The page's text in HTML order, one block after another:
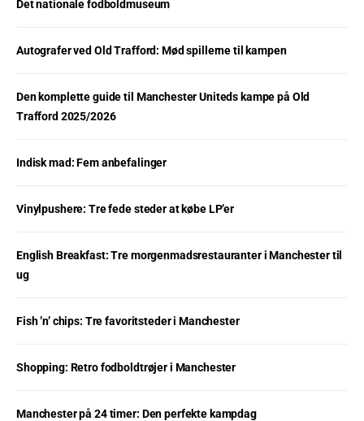
Det nationale fodboldmuseum
Autografer ved Old Trafford: Mød spillerne til kampen
Den komplette guide til Manchester Uniteds kampe på Old
Trafford 2025/2026
Indisk mad: Fem anbefalinger
Vinylpushere: Tre fede steder at købe LP’er
English Breakfast: Tre morgenmadsrestauranter i Manchester til
ug
Fish ’n’ chips: Tre favoritsteder i Manchester
Shopping: Retro fodboldtrøjer i Manchester
Manchester på 24 timer: Den perfekte kampdag